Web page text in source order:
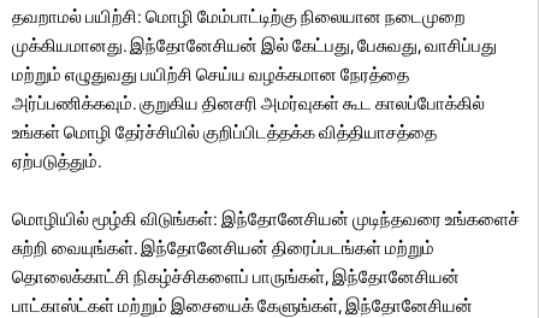
தவறாமல் பயிற்சி: மொழி மேம்பாட்டிற்கு நிலையான நடைமுறை
முக்கியமானது. இந்தோனேசியன் இல் கேட்பது, பேசுவது, வாசிப்பது
மற்றும் எழுதுவது பயிற்சி செய்ய வழக்கமான நேரத்தை
அர்ப்பணிக்கவும். குறுகிய தினசரி அமர்வுகள் கூட காலப்போக்கில்
உங்கள் மொழி தேர்ச்சியில் குறிப்பிடத்தக்க வித்தியாசத்தை
ஏற்படுத்தும்.
மொழியில் மூழ்கி விடுங்கள்: இந்தோனேசியன் முடிந்தவரை உங்களைச்
சுற்றி வையுங்கள். இந்தோனேசியன் திரைப்படங்கள் மற்றும்
தொலைக்காட்சி நிகழ்ச்சிகளைப் பாருங்கள், இந்தோனேசியன்
பாட்காஸ்ட்கள் மற்றும் இசையைக் கேளுங்கள், இந்தோனேசியன்